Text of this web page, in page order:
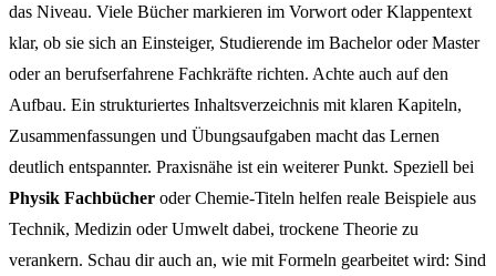
das Niveau. Viele Bücher markieren im Vorwort oder Klappentext
klar, ob sie sich an Einsteiger, Studierende im Bachelor oder Master
oder an berufserfahrene Fachkräfte richten. Achte auch auf den
Aufbau. Ein strukturiertes Inhaltsverzeichnis mit klaren Kapiteln,
Zusammenfassungen und Übungsaufgaben macht das Lernen
deutlich entspannter. Praxisnähe ist ein weiterer Punkt. Speziell bei
Physik Fachbücher oder Chemie-Titeln helfen reale Beispiele aus
Technik, Medizin oder Umwelt dabei, trockene Theorie zu
verankern. Schau dir auch an, wie mit Formeln gearbeitet wird: Sind